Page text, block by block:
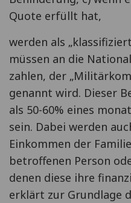
Quote erfüllt hat,
werden als
müssen an die
zahlen, der
genannt wird. Dieser
als 50-60% eines
sein. Dabei werden
Einkommen der
betroffenen Person
denen diese ihre
erklärt zur Grundlage